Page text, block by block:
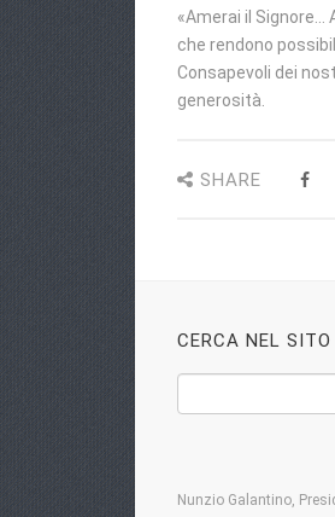
«Amerai il
che rendono
Consapevoli dei
generosità.
SHARE
CERCA NEL SITO
Nunzio Galantino,